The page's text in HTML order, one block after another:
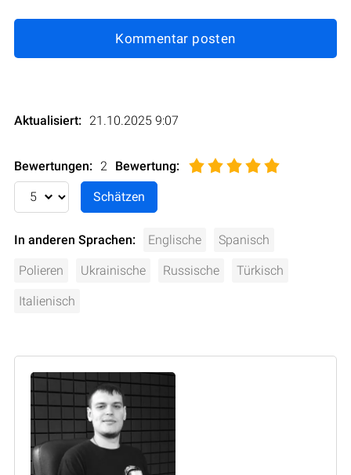
Kommentar posten
Aktualisiert: 21.10.2025 9:07
Bewertungen: 2 Bewertung:
In anderen Sprachen: Englische Spanisch
Polieren Ukrainische Russische Türkisch
Italienisch